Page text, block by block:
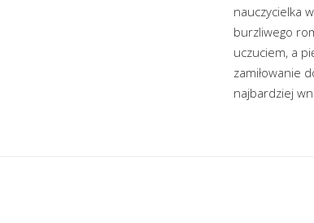
nauczycielka
burzliwego
uczuciem, a
zamiłowanie
najbardziej